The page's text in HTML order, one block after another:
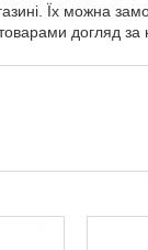
Їх можна
догляд за